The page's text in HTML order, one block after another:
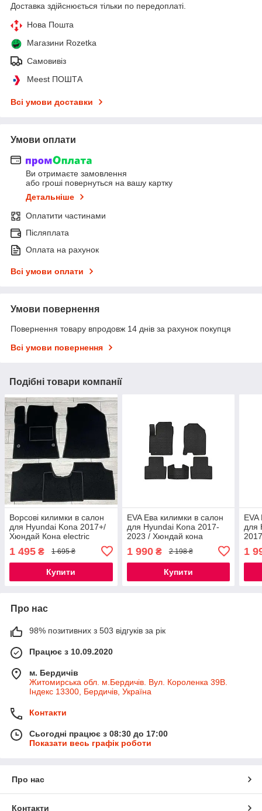
Доставка здійснюється тільки по передоплаті.
Нова Пошта
Магазини Rozetka
Самовивіз
Meest ПОШТА
Всі умови доставки
Умови оплати
Ви отримаєте замовлення
або гроші повернуться на вашу картку
Детальніше
Оплатити частинами
Післяплата
Оплата на рахунок
Всі умови оплати
Умови повернення
Повернення товару впродовж 14 днів за рахунок покупця
Всі умови повернення
Подібні товари компанії
Ворсові килимки в салон
для Hyundai Kona 2017+/
Хюндай Кона electric
1 495 ₴ 1 695 ₴
Купити
EVA Ева килимки в салон
для Hyundai Kona 2017-
2023 / Хюндай кона
1 990₴ 2 198 ₴
Купити
для
1
Про нас
98% позитивних з 503 відгуків за рік
Працює з 10.09.2020
м. Бердичів
Житомирська обл. м.Бердичів. Вул. Короленка 39В.
Індекс 13300, Бердичів, Україна
Контакти
Сьогодні працює з 08:30 до 17:00
Показати весь графік роботи
Про нас
Контакти